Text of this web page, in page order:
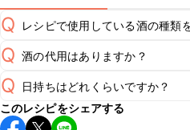
Q レシピで使用している酒の種類
A
Q 酒の代用はありますか？
A
Q 日持ちはどれくらいですか？
保存期間は冷蔵で当日中が目安
このレシピをシェアする